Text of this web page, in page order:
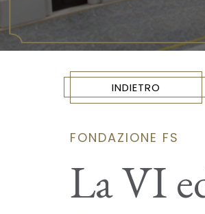
INDIETRO
FONDAZIONE FS
La VI